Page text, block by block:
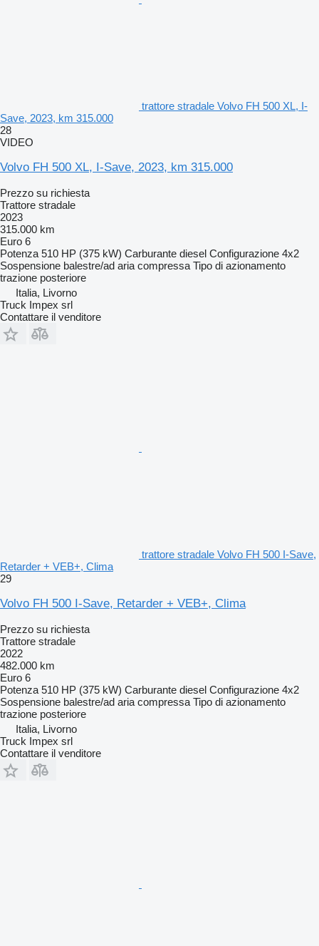
trattore stradale Volvo FH 500 XL, I-
Save, 2023, km 315.000
28
VIDEO
Volvo FH 500 XL, I-Save, 2023, km 315.000
Prezzo su richiesta
Trattore stradale
2023
315.000 km
Euro 6
Potenza 510 HP (375 kW) Carburante diesel Configurazione 4x2
Sospensione balestre/ad aria compressa Tipo di azionamento
trazione posteriore
Italia, Livorno
Truck Impex srl
Contattare il venditore
trattore stradale Volvo FH 500 I-Save,
Retarder + VEB+, Clima
29
Volvo FH 500 I-Save, Retarder + VEB+, Clima
Prezzo su richiesta
Trattore stradale
2022
482.000 km
Euro 6
Potenza 510 HP (375 kW) Carburante diesel Configurazione 4x2
Sospensione balestre/ad aria compressa Tipo di azionamento
trazione posteriore
Italia, Livorno
Truck Impex srl
Contattare il venditore